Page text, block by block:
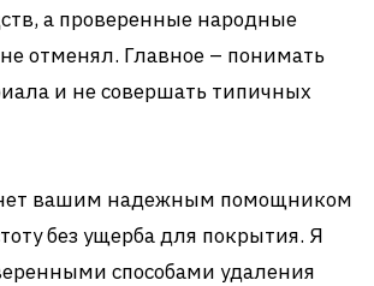
а проверенные народные
отменял. Главное – понимать
и не совершать типичных
вашим надежным помощником
без ущерба для покрытия. Я
способами удаления